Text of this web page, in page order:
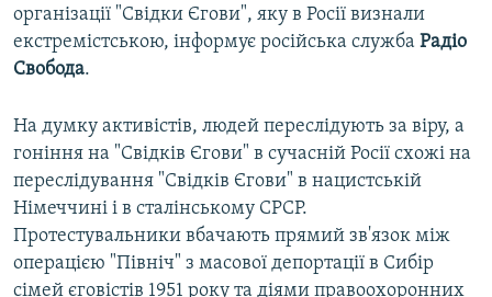
Усі сайти RFE/RL
організації "Свідки Єгови", яку в Росії визнали
екстремістською, інформує російська служба Радіо
Свобода.
На думку активістів, людей переслідують за віру, а
гоніння на "Свідків Єгови" в сучасній Росії схожі на
переслідування "Свідків Єгови" в нацистській
Німеччині і в сталінському СРСР.
Протестувальники вбачають прямий зв'язок між
операцією "Північ" з масової депортації в Сибір
сімей єговістів 1951 року та діями правоохоронних